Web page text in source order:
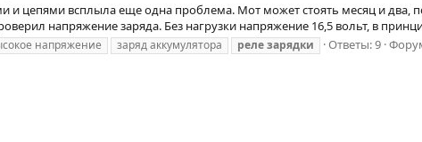
и цепями всплыла еще одна проблема. Мот может стоять месяц и два,
напряжение заряда. Без нагрузки напряжение 16,5 вольт, в
напряжение заряд аккумулятора релезарядки Ответы: 9